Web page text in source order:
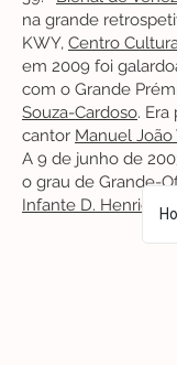
na grande
KWY, Centro
em 2009 foi
com o Grande
Souza-Cardoso. Era
cantor Manuel João
A 9 de junho de
o grau de Grande-
Infante D. Henrique